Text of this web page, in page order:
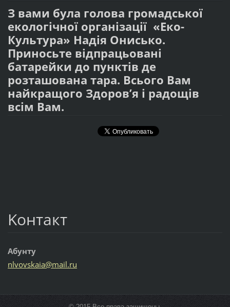
З вами була голова громадської
екологічної організації «Еко-
Культура» Надія Онисько.
Приносьте відпрацьовані
батарейки до пунктів де
розташована тара. Всього Вам
найкращого Здоров’я і радощів
всім Вам.
Koнтакт
Абунту
nlvovskaia@mail.ru